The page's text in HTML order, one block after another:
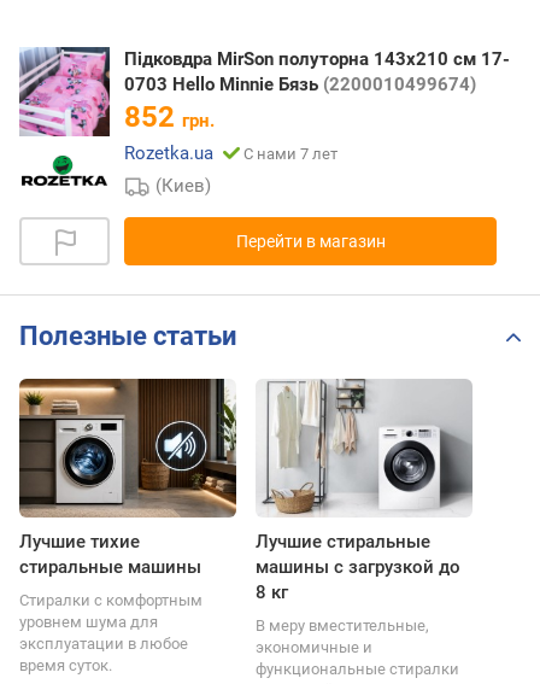
Підковдра MirSon полуторна 143x210 см 17-
0703 Hello Minnie Бязь (2200010499674)
852 грн.
Rozetka.ua
С нами 7 лет
(Киев)
Перейти в магазин
Полезные статьи
Лучшие тихие
стиральные машины
Стиралки с комфортным
уровнем шума для
эксплуатации в любое
время суток.
Лучшие стиральные
машины с загрузкой до
8 кг
В меру вместительные,
экономичные и
функциональные стиралки